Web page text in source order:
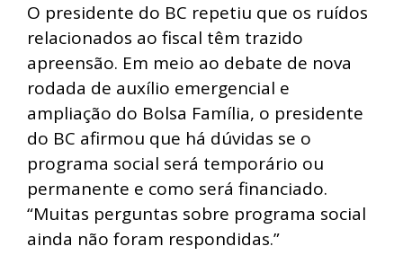
O presidente do BC repetiu que os ruídos
relacionados ao fiscal têm trazido
apreensão. Em meio ao debate de nova
rodada de auxílio emergencial e
ampliação do Bolsa Família, o presidente
do BC afirmou que há dúvidas se o
programa social será temporário ou
permanente e como será financiado.
“Muitas perguntas sobre programa social
ainda não foram respondidas.”